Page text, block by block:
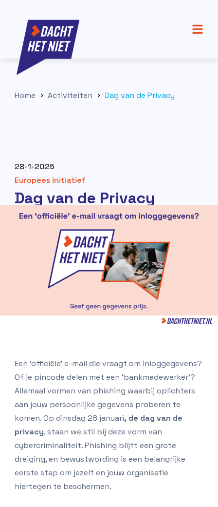
Home Activiteiten Dag van de Privacy
28-1-2025
Europees initiatief
Dag van de Privacy
Een ‘officiële’ e-mail die vraagt om inloggegevens?
Of je pincode delen met een ‘bankmedewerker’?
Allemaal vormen van phishing waarbij oplichters
aan jouw persoonlijke gegevens proberen te
komen. Op dinsdag 28 januari, de dag van de
privacy, staan we stil bij deze vorm van
cybercriminaliteit. Phishing blijft een grote
dreiging, en bewustwording is een belangrijke
eerste stap om jezelf en jouw organisatie
hiertegen te beschermen.